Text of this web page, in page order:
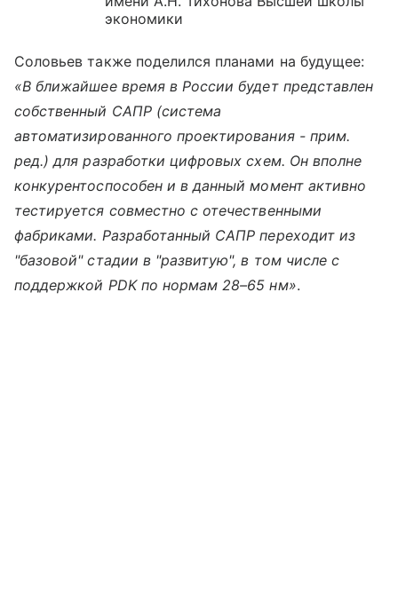
экономики
Соловьев также поделился планами на будущее:
«В ближайшее время в России будет представлен
собственный САПР (система
автоматизированного проектирования - прим.
ред.) для разработки цифровых схем. Он вполне
конкурентоспособен и в данный момент активно
тестируется совместно с отечественными
фабриками. Разработанный САПР переходит из
"базовой" стадии в "развитую", в том числе с
поддержкой PDK по нормам 28–65 нм».